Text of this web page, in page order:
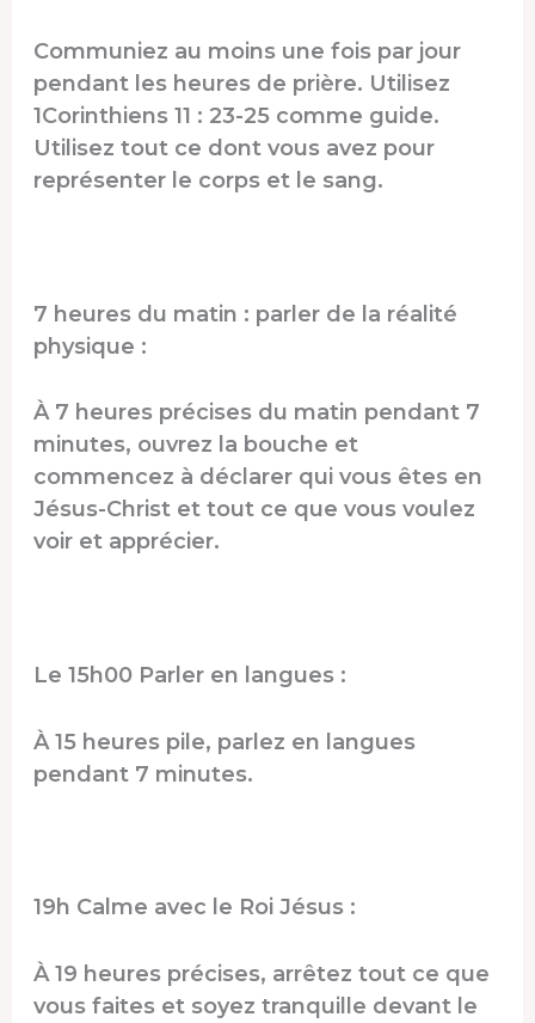
Communiez au moins une fois par jour
pendant les heures de prière. Utilisez
1Corinthiens 11 : 23-25 ​​comme guide.
Utilisez tout ce dont vous avez pour
représenter le corps et le sang.
7 heures du matin : parler de la réalité
physique :
À 7 heures précises du matin pendant 7
minutes, ouvrez la bouche et
commencez à déclarer qui vous êtes en
Jésus-Christ et tout ce que vous voulez
voir et apprécier.
Le 15h00 Parler en langues :
À 15 heures pile, parlez en langues
pendant 7 minutes.
19h Calme avec le Roi Jésus :
À 19 heures précises, arrêtez tout ce que
vous faites et soyez tranquille devant le